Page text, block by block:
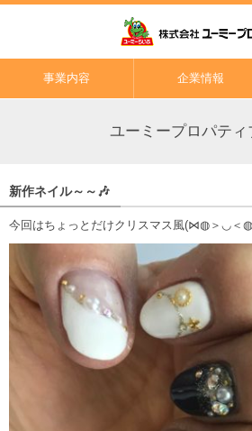
事業内容 企業情報
ユーミープロパティ
新作ネイル～～🎶
今回はちょっとだけクリスマス風(⋈◍＞◡